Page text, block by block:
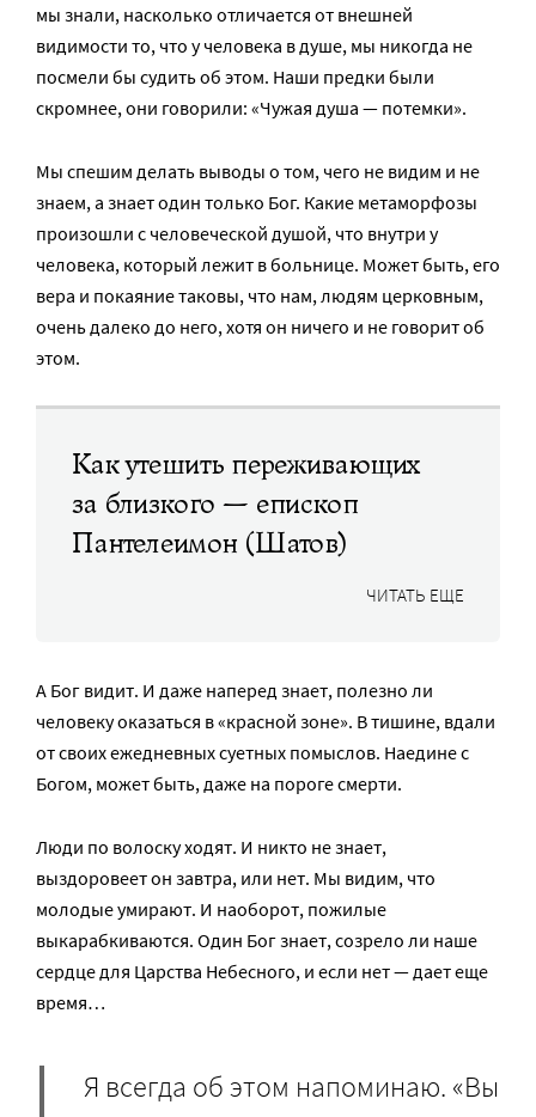
мы знали, насколько отличается от внешней
видимости то, что у человека в душе, мы никогда не
посмели бы судить об этом. Наши предки были
скромнее, они говорили: «Чужая душа — потемки».
Мы спешим делать выводы о том, чего не видим и не
знаем, а знает один только Бог. Какие метаморфозы
произошли с человеческой душой, что внутри у
человека, который лежит в больнице. Может быть, его
вера и покаяние таковы, что нам, людям церковным,
очень далеко до него, хотя он ничего и не говорит об
этом.
Как утешить переживающих
за близкого — епископ
Пантелеимон (Шатов)
ЧИТАТЬ ЕЩЕ
А Бог видит. И даже наперед знает, полезно ли
человеку оказаться в «красной зоне». В тишине, вдали
от своих ежедневных суетных помыслов. Наедине с
Богом, может быть, даже на пороге смерти.
Люди по волоску ходят. И никто не знает,
выздоровеет он завтра, или нет. Мы видим, что
молодые умирают. И наоборот, пожилые
выкарабкиваются. Один Бог знает, созрело ли наше
сердце для Царства Небесного, и если нет — дает еще
время…
Я всегда об этом напоминаю. «Вы